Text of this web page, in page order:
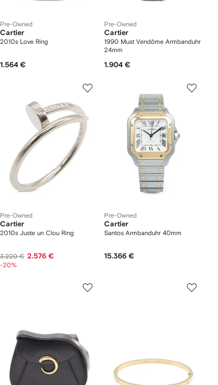
Pre-Owned
Cartier
2010s Love Ring
1.564 €
Pre-Owned
Cartier
1990 Must Vendôme Armbanduhr
24mm
1.904 €
Pre-Owned
Cartier
2010s Juste un Clou Ring
3.220 € 2.576 €
-20%
Pre-Owned
Cartier
Santos Armbanduhr 40mm
15.366 €